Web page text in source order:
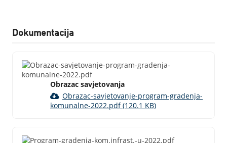
Dokumentacija
Obrazac savjetovanja
Obrazac-savjetovanje-program-gradenja-
komunalne-2022.pdf (120.1 KB)